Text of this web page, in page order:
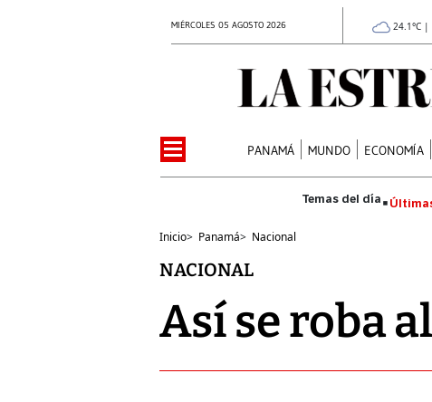
MIÉRCOLES 05 AGOSTO 2026 24.1°C |
PANAMÁ MUNDO ECONOMÍA
Inicio> Panamá> Nacional
NACIONAL
Así se roba